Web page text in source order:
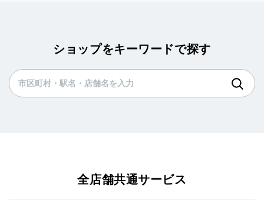
ショップをキーワードで探す
全店舗共通サービス